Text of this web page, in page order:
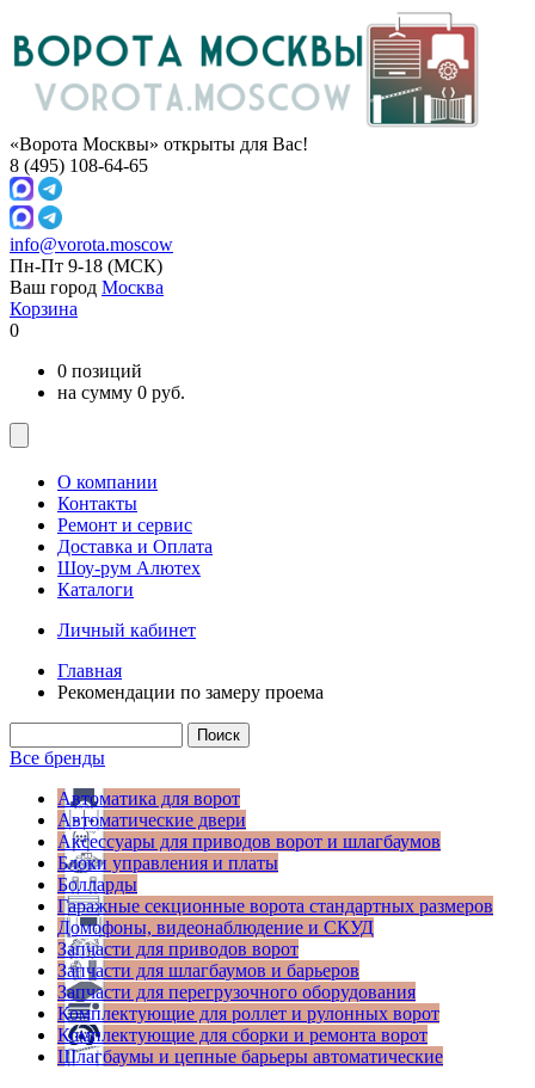
«Ворота Москвы» открыты для Вас!
8 (495) 108-64-65
info@vorota.moscow
Пн-Пт 9-18 (МСК)
Ваш город Москва
Корзина
0
0 позиций
на сумму 0 руб.
О компании
Контакты
Ремонт и сервис
Доставка и Оплата
Шоу-рум Алютех
Каталоги
Личный кабинет
Главная
Рекомендации по замеру проема
Все бренды
Автоматика для ворот
Автоматические двери
Аксессуары для приводов ворот и шлагбаумов
Блоки управления и платы
Болларды
Гаражные секционные ворота стандартных размеров
Домофоны, видеонаблюдение и СКУД
Запчасти для приводов ворот
Запчасти для шлагбаумов и барьеров
Запчасти для перегрузочного оборудования
Комплектующие для роллет и рулонных ворот
Комплектующие для сборки и ремонта ворот
Шлагбаумы и цепные барьеры автоматические